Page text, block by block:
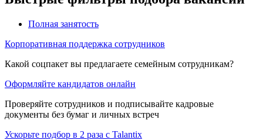
Полная занятость
Корпоративная поддержка сотрудников
Какой соцпакет вы предлагаете семейным сотрудникам?
Оформляйте кандидатов онлайн
Проверяйте сотрудников и подписывайте кадровые
документы без бумаг и личных встреч
Ускорьте подбор в 2 раза с Talantix